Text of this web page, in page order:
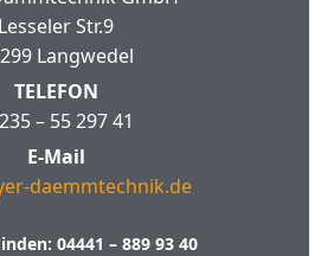
Lesseler Str.9
Langwedel
TELEFON
– 55 297 41
E-Mail
daemmtechnik.de
04441 – 889 93 40